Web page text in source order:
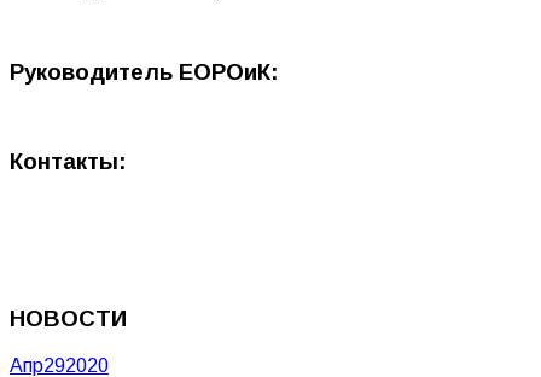
Руководитель ЕОРОиК:
Контакты:
НОВОСТИ
Апр292020